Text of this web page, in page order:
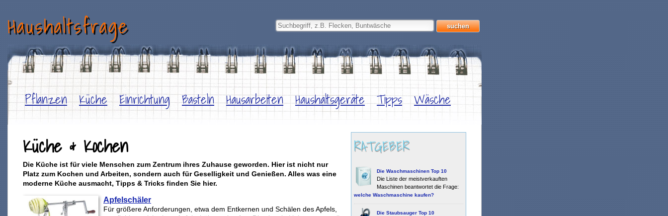
Haushaltsfrage
Pflanzen Küche Einrichtung Basteln Hausarbeiten Haushaltsgeräte Tipps Wäsche
RATGEBER
Die Waschmaschinen Top 10
Die Liste der meistverkauften
Maschinen beantwortet die Frage:
welche Waschmaschine kaufen?
Die Staubsauger Top 10
Küche & Kochen
Die Küche ist für viele Menschen zum Zentrum ihres Zuhause geworden. Hier ist nicht nur
Platz zum Kochen und Arbeiten, sondern auch für Geselligkeit und Genießen. Alles was eine
moderne Küche ausmacht, Tipps & Tricks finden Sie hier.
Apfelschäler
Für größere Anforderungen, etwa dem Entkernen und Schälen des Apfels,